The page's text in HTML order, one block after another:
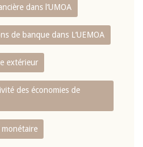
dans l‘UMOA
de banque dans L‘UEMOA
extérieur
des économies de